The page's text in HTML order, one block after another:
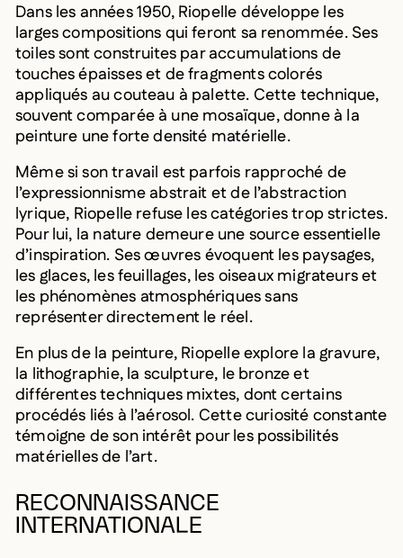
Dans les années 1950, Riopelle développe les
larges compositions qui feront sa renommée. Ses
toiles sont construites par accumulations de
touches épaisses et de fragments colorés
appliqués au couteau à palette. Cette technique,
souvent comparée à une mosaïque, donne à la
peinture une forte densité matérielle.
Même si son travail est parfois rapproché de
l’expressionnisme abstrait et de l’abstraction
lyrique, Riopelle refuse les catégories trop strictes.
Pour lui, la nature demeure une source essentielle
d’inspiration. Ses œuvres évoquent les paysages,
les glaces, les feuillages, les oiseaux migrateurs et
les phénomènes atmosphériques sans
représenter directement le réel.
En plus de la peinture, Riopelle explore la gravure,
la lithographie, la sculpture, le bronze et
différentes techniques mixtes, dont certains
procédés liés à l’aérosol. Cette curiosité constante
témoigne de son intérêt pour les possibilités
matérielles de l’art.
RECONNAISSANCE
INTERNATIONALE